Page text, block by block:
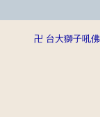
卍 台大獅子吼